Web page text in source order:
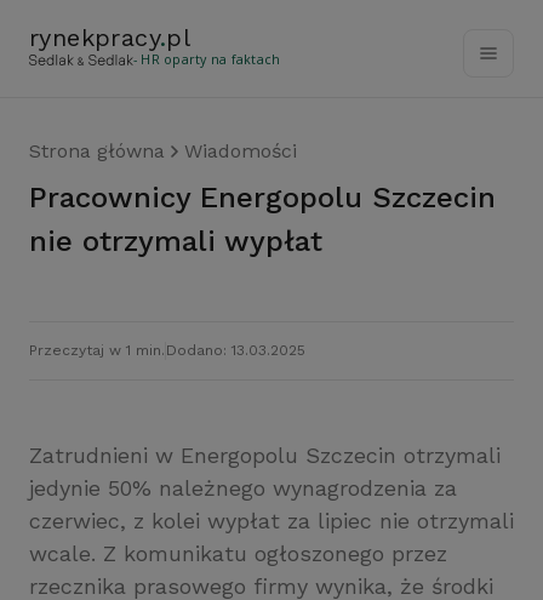
rynekpracy.pl
- HR oparty na faktach
Strona główna Wiadomości
Pracownicy Energopolu Szczecin
nie otrzymali wypłat
Przeczytaj w 1 min. Dodano: 13.03.2025
Zatrudnieni w Energopolu Szczecin otrzymali
jedynie 50% należnego wynagrodzenia za
czerwiec, z kolei wypłat za lipiec nie otrzymali
wcale. Z komunikatu ogłoszonego przez
rzecznika prasowego firmy wynika, że środki